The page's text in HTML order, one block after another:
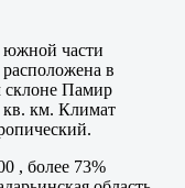
южной части
в
склоне Памир
кв. км. Климат
, более 73%